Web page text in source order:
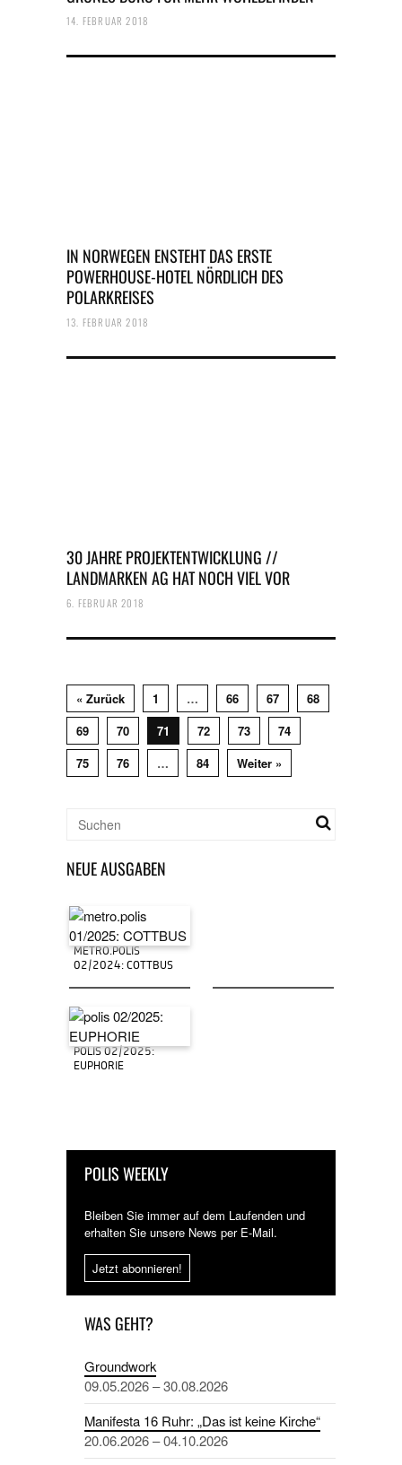
14. FEBRUAR 2018
IN NORWEGEN ENSTEHT DAS ERSTE
POWERHOUSE-HOTEL NÖRDLICH DES
POLARKREISES
13. FEBRUAR 2018
30 JAHRE PROJEKTENTWICKLUNG //
LANDMARKEN AG HAT NOCH VIEL VOR
6. FEBRUAR 2018
« Zurück 1 … 66 67
68
69
70 71 72 73
74
75
76 … 84 Weiter »
NEUE AUSGABEN
METRO.POLIS
02/2024: COTTBUS
POLIS 02/2025:
EUPHORIE
POLIS WEEKLY
Bleiben Sie immer auf dem Laufenden und
erhalten Sie unsere News per E-Mail.
Jetzt abonnieren!
WAS GEHT?
Groundwork
09.05.2026 – 30.08.2026
Manifesta 16 Ruhr: „Das ist keine Kirche“
20.06.2026 – 04.10.2026